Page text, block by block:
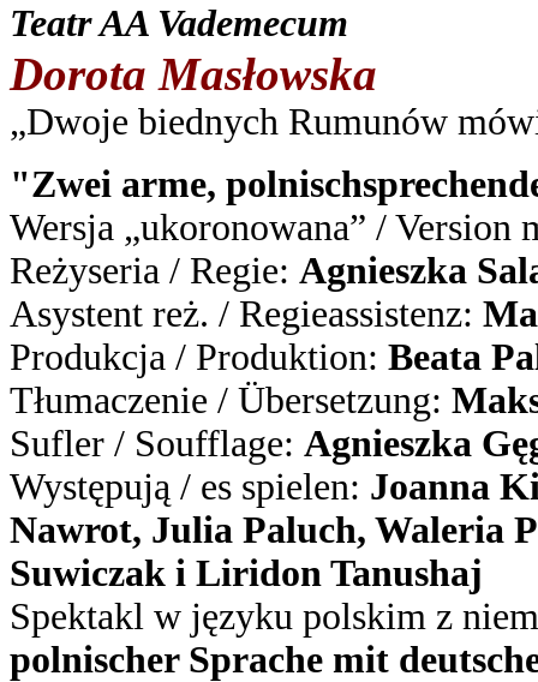
Teatr AA Vademecum
Dorota Masłowska
„Dwoje biednych Rumunów
"Zwei arme,
Wersja „ukoronowana” / Version
Reżyseria / Regie: Agnieszka
Asystent reż. / Regieassistenz:
Produkcja / Produktion: Beata
Tłumaczenie / Übersetzung:
Sufler / Soufflage: Agnieszka
Występują / es spielen: Joanna
Nawrot, Julia Paluch, Waleria
Suwiczak i Liridon Tanushaj
Spektakl w języku polskim z
polnischer Sprache mit